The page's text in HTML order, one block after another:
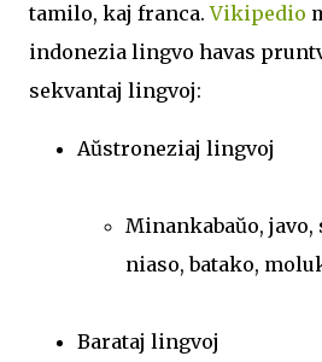
tamilo, kaj franca.Vikipedio
indonezia lingvo havas
sekvantaj lingvoj:
Aŭstroneziaj lingvoj
Minankabaŭo, javo,
niaso, batako,
Barataj lingvoj